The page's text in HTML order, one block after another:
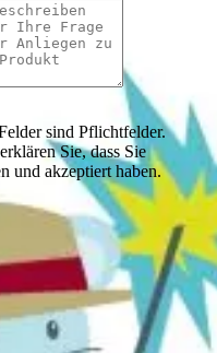
sind Pflichtfelder.
Sie, dass Sie
und akzeptiert haben.